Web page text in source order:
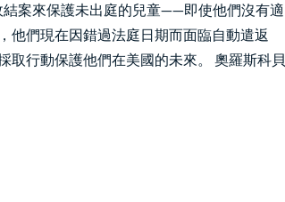
結案來保護未出庭的兒童——即使他們沒有適
他們現在因錯過法庭日期而面臨自動遣返
取行動保護他們在美國的未來。 奧羅斯科貝